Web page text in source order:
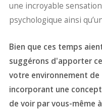
une incroyable
psychologique ainsi
Bien que ces temps
suggérons d'apporter
votre environnement de
incorporant une
de voir par vous-même